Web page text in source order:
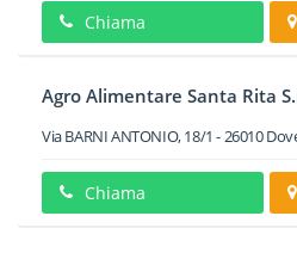
Chiama
Agro Alimentare Santa Rita
Via BARNI ANTONIO, 18/1 -26010
Chiama